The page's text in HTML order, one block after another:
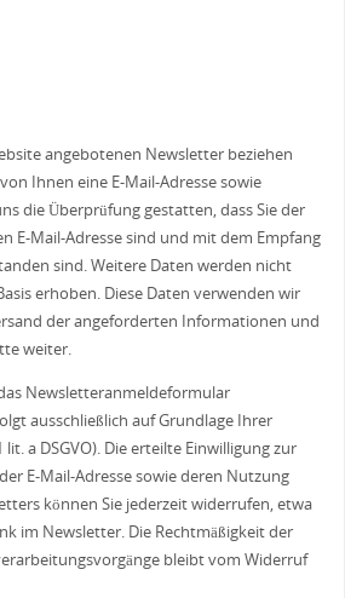
angebotenen Newsletter beziehen
Ihnen eine E-Mail-Adresse sowie
die Überprüfung gestatten, dass Sie der
E-Mail-Adresse sind und mit dem Empfang
sind. Weitere Daten werden nicht
erhoben. Diese Daten verwenden wir
der angeforderten Informationen und
weiter.
Newsletteranmeldeformular
ausschließlich auf Grundlage Ihrer
lit. a DSGVO). Die erteilte Einwilligung zur
E-Mail-Adresse sowie deren Nutzung
können Sie jederzeit widerrufen, etwa
im Newsletter. Die Rechtmäßigkeit der
bleibt vom Widerruf